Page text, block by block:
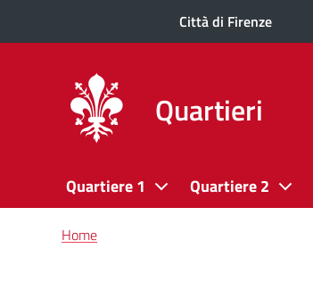
Città di Firenze
Quartieri
Quartiere 1 Quartiere 2
Briciole
di
Home